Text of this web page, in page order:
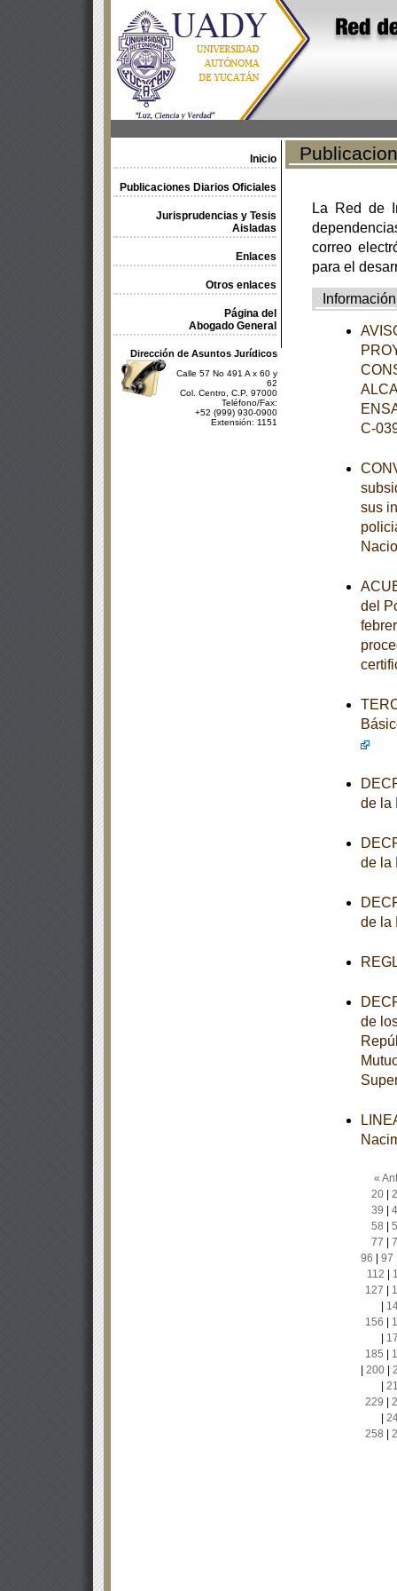
Inicio
Publicaciones Diarios Oficiales
Jurisprudencias y Tesis
Aisladas
Enlaces
Otros enlaces
Página del
Abogado General
Dirección de Asuntos Jurídicos
Calle 57 No 491 A x 60 y
62
Col. Centro, C.P. 97000
Teléfono/Fax:
+52 (999) 930-0900
Extensión: 1151
La Red de
correo
para el
Información
C-
sus
del
de la
de la
de la
de
«
20|
39
58
77
96
97
112
127
156
185
200|
229
258